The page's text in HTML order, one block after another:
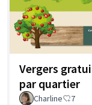
Vergers
par quartier
Charline 7